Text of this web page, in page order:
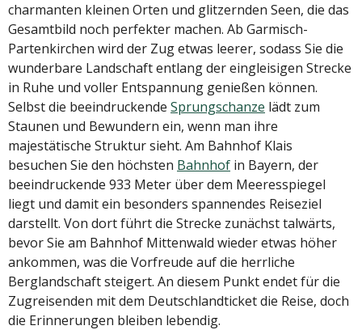
charmanten kleinen Orten und glitzernden Seen, die das
Gesamtbild noch perfekter machen. Ab Garmisch-
Partenkirchen wird der Zug etwas leerer, sodass Sie die
wunderbare Landschaft entlang der eingleisigen Strecke
in Ruhe und voller Entspannung genießen können.
Selbst die beeindruckende Sprungschanze lädt zum
Staunen und Bewundern ein, wenn man ihre
majestätische Struktur sieht. Am Bahnhof Klais
besuchen Sie den höchsten Bahnhof in Bayern, der
beeindruckende 933 Meter über dem Meeresspiegel
liegt und damit ein besonders spannendes Reiseziel
darstellt. Von dort führt die Strecke zunächst talwärts,
bevor Sie am Bahnhof Mittenwald wieder etwas höher
ankommen, was die Vorfreude auf die herrliche
Berglandschaft steigert. An diesem Punkt endet für die
Zugreisenden mit dem Deutschlandticket die Reise, doch
die Erinnerungen bleiben lebendig.